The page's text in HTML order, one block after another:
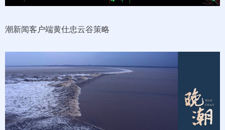
潮新闻客户端黄仕忠云谷策略